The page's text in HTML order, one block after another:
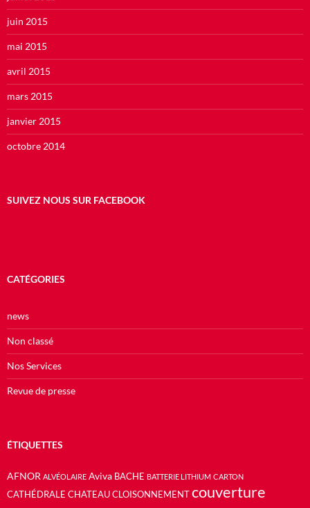
juin 2015
mai 2015
avril 2015
mars 2015
janvier 2015
octobre 2014
SUIVEZ NOUS SUR FACEBOOK
CATÉGORIES
news
Non classé
Nos Services
Revue de presse
ÉTIQUETTES
AFNOR ALVÉOLAIRE Aviva BACHE BATTERIE LITHIUM CARTON
CATHÉDRALE CHATEAU CLOISONNEMENT couverture